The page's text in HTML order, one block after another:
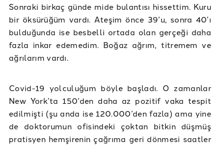
Sonraki birkaç günde mide bulantısı hissettim. Kuru
bir öksürüğüm vardı. Ateşim önce 39’u, sonra 40’ı
bulduğunda ise besbelli ortada olan gerçeği daha
fazla inkar edemedim. Boğaz ağrım, titremem ve
ağrılarım vardı.
Covid-19 yolculuğum böyle başladı. O zamanlar
New York’ta 150’den daha az pozitif vaka tespit
edilmişti (şu anda ise 120.000’den fazla) ama yine
de doktorumun ofisindeki çoktan bitkin düşmüş
pratisyen hemşirenin çağrıma geri dönmesi saatler